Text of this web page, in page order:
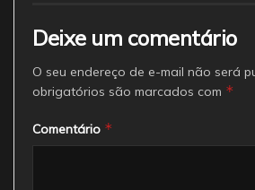
Deixe um comentário
O seu endereço de e-mail não será
obrigatórios são marcados com *
Comentário *